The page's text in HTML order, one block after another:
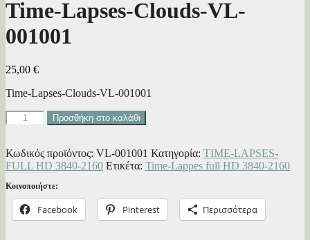
Time-Lapses-Clouds-VL-
001001
25,00 €
Time-Lapses-Clouds-VL-001001
Time-
Lapses-
VL-
001001
Προσθήκη στο καλάθι
Κωδικός προϊόντος: VL-001001 Κατηγορία: TIME-LAPSES-
FULL HD 3840-2160 Ετικέτα: Time-Lappes full HD 3840-2160
Κοινοποιήστε:
Facebook Pinterest Περισσότερα